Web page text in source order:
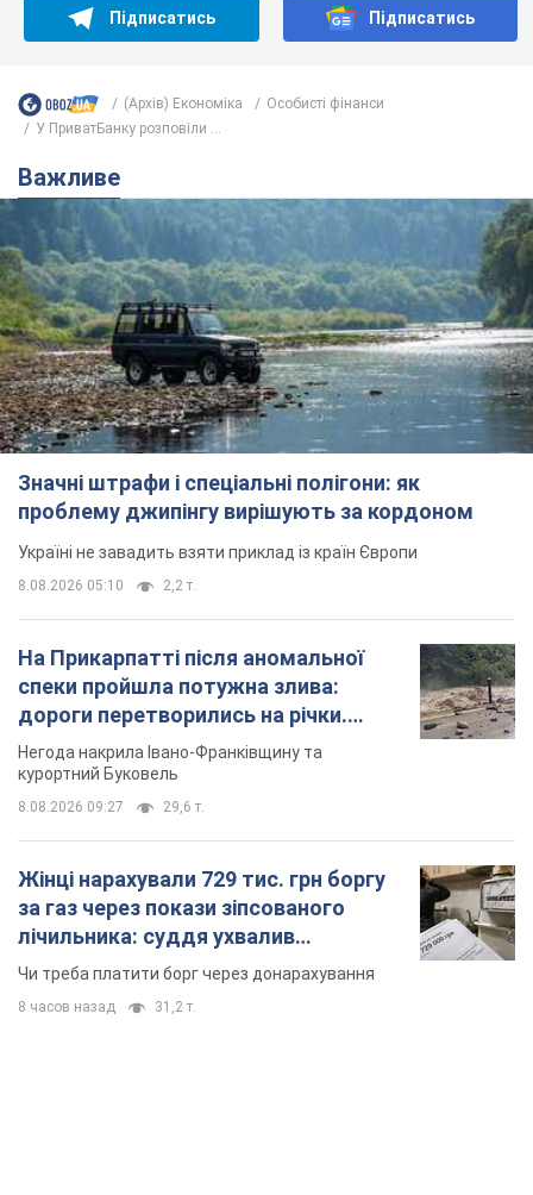
Підписатись Підписатись
(Архів) Економіка
Особисті фінанси
У ПриватБанку розповіли ...
Важливе
Значні штрафи і спеціальні полігони: як
проблему джипінгу вирішують за кордоном
Україні не завадить взяти приклад із країн Європи
8.08.2026 05:10 2,2 т.
На Прикарпатті після аномальної
спеки пройшла потужна злива:
дороги перетворились на річки.
Відео
Негода накрила Івано-Франківщину та
курортний Буковель
8.08.2026 09:27 29,6 т.
Жінці нарахували 729 тис. грн боргу
за газ через покази зіпсованого
лічильника: суддя ухвалив
неочікуване рішення
Чи треба платити борг через донарахування
8 часов назад 31,2 т.